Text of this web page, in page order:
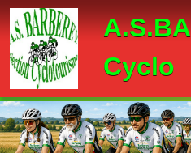
Cyclo
Panneau de gestion des cookies